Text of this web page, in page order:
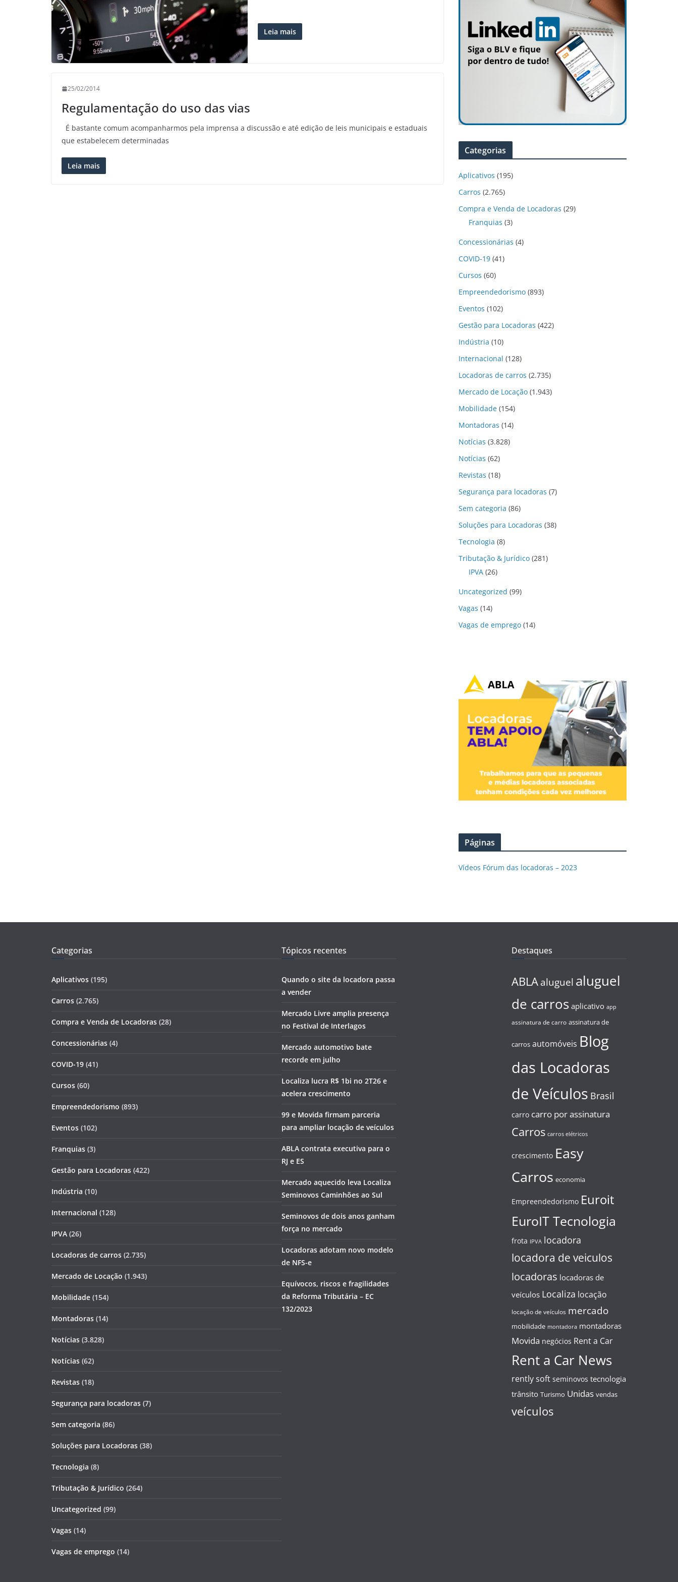
Leia mais
25/02/2014
Regulamentação do uso das vias
É bastante comum acompanharmos pela imprensa a discussão e até edição de leis municipais e estaduais
que estabelecem determinadas
Leia mais
Categorias
Aplicativos (195)
Carros (2.765)
Compra e Venda de Locadoras (29)
Franquias (3)
Concessionárias (4)
COVID-19 (41)
Cursos (60)
Empreendedorismo (893)
Eventos (102)
Gestão para Locadoras (422)
Indústria (10)
Internacional (128)
Locadoras de carros (2.735)
Mercado de Locação (1.943)
Mobilidade (154)
Montadoras (14)
Notícias (3.828)
Notícias (62)
Revistas (18)
Segurança para locadoras (7)
Sem categoria (86)
Soluções para Locadoras (38)
Tecnologia (8)
Tributação & Jurídico (281)
IPVA (26)
Uncategorized (99)
Vagas (14)
Vagas de emprego (14)
Páginas
Vídeos Fórum das locadoras – 2023
Categorias
Aplicativos (195)
Carros (2.765)
Compra e Venda de Locadoras (28)
Concessionárias (4)
COVID-19 (41)
Cursos (60)
Empreendedorismo (893)
Eventos (102)
Franquias (3)
Gestão para Locadoras (422)
Indústria (10)
Internacional (128)
IPVA (26)
Locadoras de carros (2.735)
Mercado de Locação (1.943)
Mobilidade (154)
Montadoras (14)
Notícias (3.828)
Notícias (62)
Revistas (18)
Segurança para locadoras (7)
Sem categoria (86)
Soluções para Locadoras (38)
Tecnologia (8)
Tributação & Jurídico (264)
Uncategorized (99)
Vagas (14)
Vagas de emprego (14)
Tópicos recentes
Quando o site da locadora passa
a vender
Mercado Livre amplia presença
no Festival de Interlagos
Mercado automotivo bate
recorde em julho
Localiza lucra R$ 1bi no 2T26 e
acelera crescimento
99 e Movida firmam parceria
para ampliar locação de veículos
ABLA contrata executiva para o
RJ e ES
Mercado aquecido leva Localiza
Seminovos Caminhões ao Sul
Seminovos de dois anos ganham
força no mercado
Locadoras adotam novo modelo
de NFS-e
Equívocos, riscos e fragilidades
da Reforma Tributária – EC
132/2023
Destaques
ABLA aluguel aluguel
de carros aplicativo app
assinatura de carro assinatura de
carros automóveis Blog
das Locadoras
de Veículos Brasil
carro carro por assinatura
Carros carros elétricos
crescimento Easy
Carros economia
Empreendedorismo Euroit
EuroIT Tecnologia
frota IPVA locadora
locadora de veiculos
locadoras locadoras de
veículos Localiza locação
locação de veículos mercado
mobilidade montadora montadoras
Movida negócios Rent a Car
Rent a Car News
rently soft seminovos tecnologia
trânsito Turismo Unidas vendas
veículos